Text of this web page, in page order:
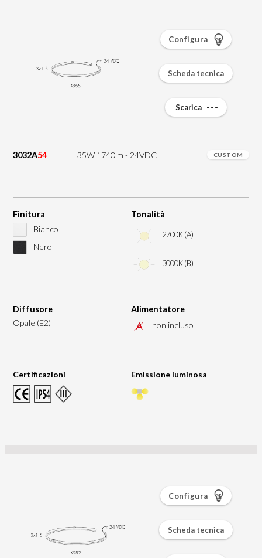
3032A54 35W 1740lm - 24VDC CUSTOM
Finitura
Bianco
Nero
Tonalità
2700K (A)
3000K (B)
Diffusore
Opale (E2)
Alimentatore
non incluso
Certificazioni Emissione luminosa
Configura
Scheda tecnica
Scarica
Configura
Scheda tecnica